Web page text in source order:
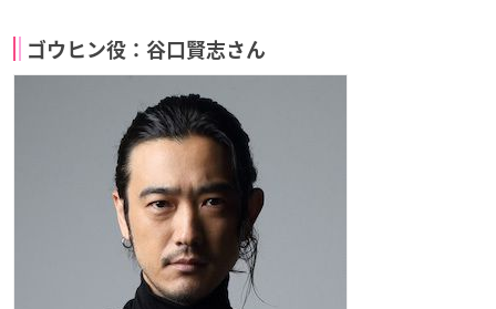
ゴウヒン役：谷口賢志さん